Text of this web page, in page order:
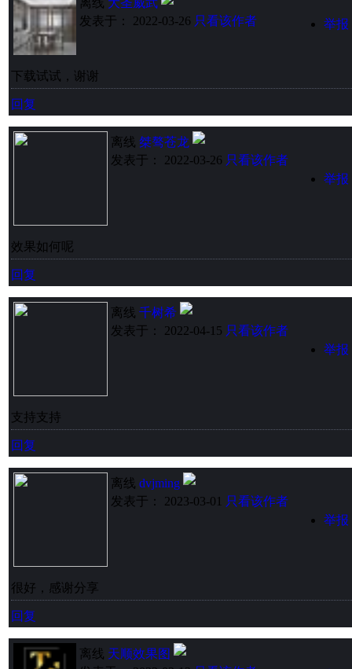
离线 大圣威武
发表于： 2022-03-26 只看该作者 举报
下载试试，谢谢
回复
离线 桀骜苍龙
发表于： 2022-03-26 只看该作者
举报
效果如何呢
回复
离线 千树希
发表于： 2022-04-15 只看该作者
举报
支持支持
回复
离线 dvjming
发表于： 2023-03-01 只看该作者
举报
很好，感谢分享
回复
离线 天顺效果图